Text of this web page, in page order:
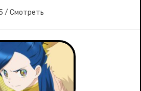
/ Смотреть